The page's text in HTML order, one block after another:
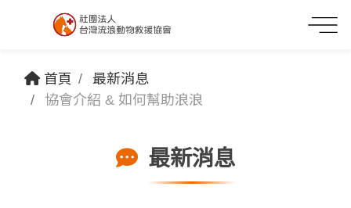
首頁
最新消息
協會介紹 & 如何幫助浪浪
最新消息